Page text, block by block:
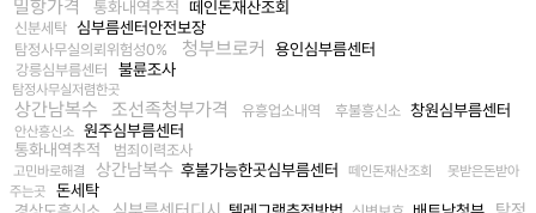
밀항가격 통화내역추적 떼인돈재산조회
신분세탁 심부름센터안전보장
탐정사무실의뢰위험성0% 청부브로커 용인심부름센터
강릉심부름센터 불륜조사
탐정사무실저렴한곳
상간남복수 조선족청부가격 유흥업소내역 후불흥신소 창원심부름센터
안산흥신소
원주심부름센터
통화내역추적
범죄이력조사
고민바로해결 상간남복수 후불가능한곳심부름센터 떼인돈재산조회
못받은돈받아
주는곳
돈세탁